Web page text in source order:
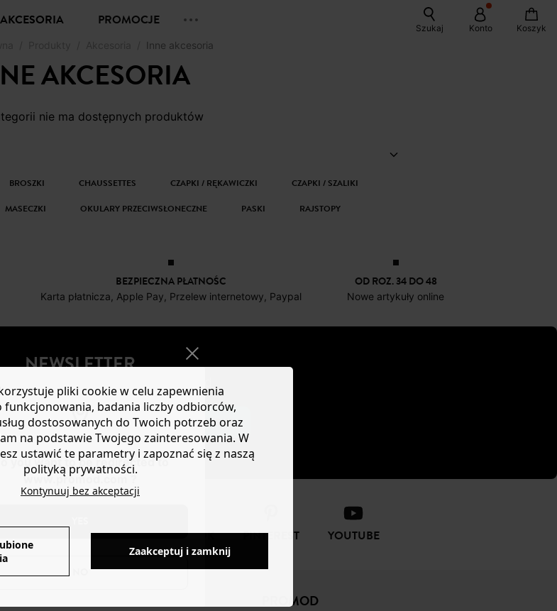
you want to be redirected to
www.promod.com ?
AKCESORIA PROMOCJE Szukaj Konto Koszyk
Inne akcesoria
AKCESORIA
nie ma dostępnych produktów
BROSZKI CHAUSSETTES CZAPKI / RĘKAWICZKI
CZAPKI / SZALIKI
MASECZKI OKULARY PRZECIWSŁONECZNE PASKI RAJSTOPY
BEZPIECZNA PŁATNOŚC
Karta płatnicza, Apple Pay, Przelew internetowy, Paypal
OD ROZ. 34 DO 48
Nowe artykuły online
NEWSLETTER
SUBSKRYBUJ
INSTAGRAM TIKTOK PINTEREST YOUTUBE
PROMOD
pliki cookie w celu zapewnienia
funkcjonowania, badania liczby odbiorców,
dostosowanych do Twoich potrzeb oraz
na podstawie Twojego zainteresowania. W
ustawić te parametry i zapoznać się z naszą
polityką prywatności.
Kontynuuj bez akceptacji
Zaakceptuj i zamknij